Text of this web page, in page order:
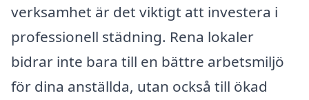
verksamhet är det viktigt att investera i
professionell städning. Rena lokaler
bidrar inte bara till en bättre arbetsmiljö
för dina anställda, utan också till ökad